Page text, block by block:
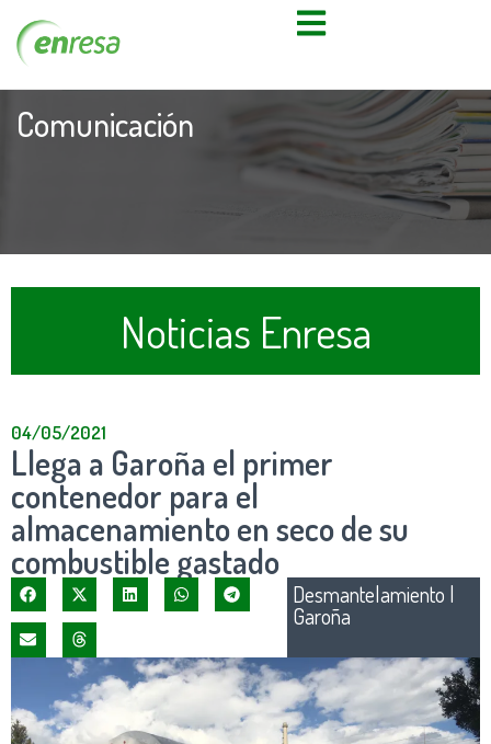
Comunicación
Noticias Enresa
04/05/2021
Llega a Garoña el primer
contenedor para el
almacenamiento en seco de su
combustible gastado
Desmantelamiento |
Garoña